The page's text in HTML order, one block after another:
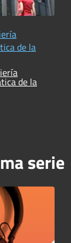
de la
de la
serie